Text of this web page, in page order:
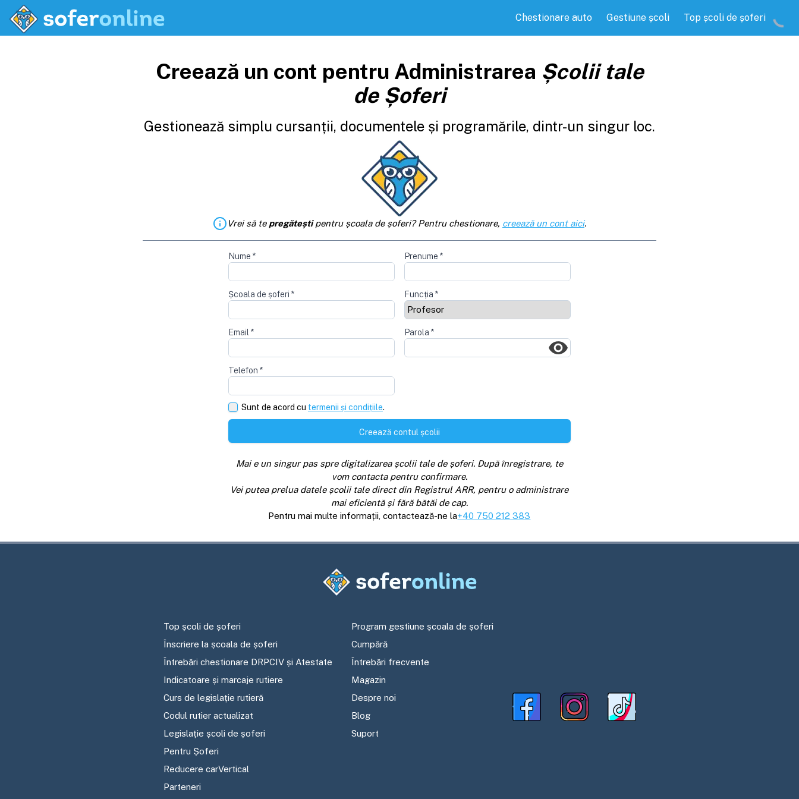
Chestionare auto Gestiune școli Top școli de șoferi
Creează un cont pentru Administrarea Școlii tale
de Șoferi
Gestionează simplu cursanții, documentele și programările, dintr-un singur loc.
Vrei să te pregăteștipentru școala de șoferi? Pentru chestionare, creează un cont aici.
Nume * Prenume *
Școala de șoferi * Funcția *
Email * Parola *
Telefon *
Sunt de acord cu termenii și condițiile.
Creează contul școlii
Mai e un singur pas spre digitalizarea școlii tale de șoferi. După înregistrare, te
vom contacta pentru confirmare.
Vei putea prelua datele școlii tale direct din Registrul ARR, pentru o administrare
mai eficientă și fără bătăi de cap.
Pentru mai multe informații, contactează-ne la+40 750 212 383
Top școli de șoferi
Înscriere la școala de șoferi
Întrebări chestionare DRPCIV și Atestate
Indicatoare și marcaje rutiere
Curs de legislație rutieră
Codul rutier actualizat
Legislație școli de șoferi
Pentru Șoferi
Reducere carVertical
Parteneri
Program gestiune școala de șoferi
Cumpără
Întrebări frecvente
Magazin
Despre noi
Blog
Suport